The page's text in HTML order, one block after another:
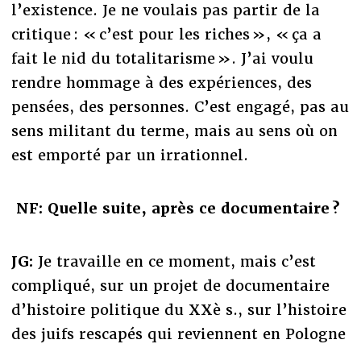
l’existence. Je ne voulais pas partir de la
critique : « c’est pour les riches », « ça a
fait le nid du totalitarisme ». J’ai voulu
rendre hommage à des expériences, des
pensées, des personnes. C’est engagé, pas au
sens militant du terme, mais au sens où on
est emporté par un irrationnel.
NF: Quelle suite, après ce documentaire ?
JG: Je travaille en ce moment, mais c’est
compliqué, sur un projet de documentaire
d’histoire politique du XXè s., sur l’histoire
des juifs rescapés qui reviennent en Pologne